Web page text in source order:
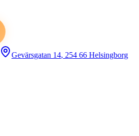
Gevärsgatan 14, 254 66 Helsingborg